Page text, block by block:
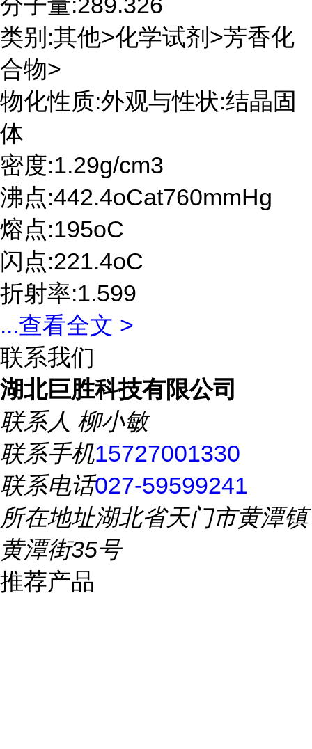
类别:其他>化学试剂>芳香化
合物>
物化性质:外观与性状:结晶固
体
密度:1.29g/cm3
沸点:442.4oCat760mmHg
熔点:195oC
闪点:221.4oC
折射率:1.599
...查看全文 >
联系我们
湖北巨胜科技有限公司
联系人 柳小敏
联系手机15727001330
联系电话027-59599241
所在地址湖北省天门市黄潭镇
黄潭街35号
推荐产品